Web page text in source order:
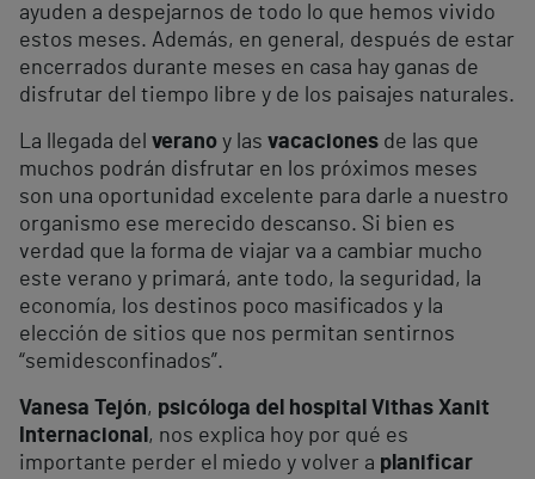
ayuden a despejarnos de todo lo que hemos vivido
estos meses. Además, en general, después de estar
encerrados durante meses en casa hay ganas de
disfrutar del tiempo libre y de los paisajes naturales.
La llegada del verano y las vacaciones de las que
muchos podrán disfrutar en los próximos meses
son una oportunidad excelente para darle a nuestro
organismo ese merecido descanso. Si bien es
verdad que la forma de viajar va a cambiar mucho
este verano y primará, ante todo, la seguridad, la
economía, los destinos poco masificados y la
elección de sitios que nos permitan sentirnos
“semidesconfinados”.
Vanesa Tejón, psicóloga del hospital Vithas Xanit
Internacional , nos explica hoy por qué es
importante perder el miedo y volver a planificar